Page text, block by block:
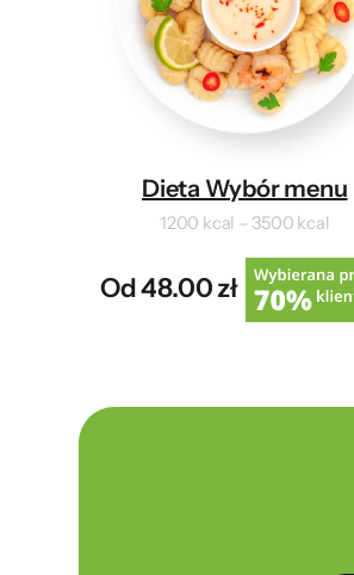
Dieta Wybór menu
1200 kcal – 3500 kcal
Od 48.00 zł